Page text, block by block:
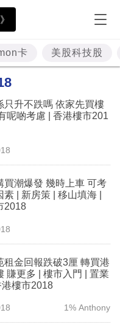
卡 美股科技股
只升不跌嗎 依家先買樓
呢啲考慮 | 香港樓市201
發 幾時上車 可考
素 | 新房策 | 移山填海 |
2018
金回報跌破3厘 轉買港
賺更多 | 樓市入門 | 置業
港樓市2018
1% Anthony